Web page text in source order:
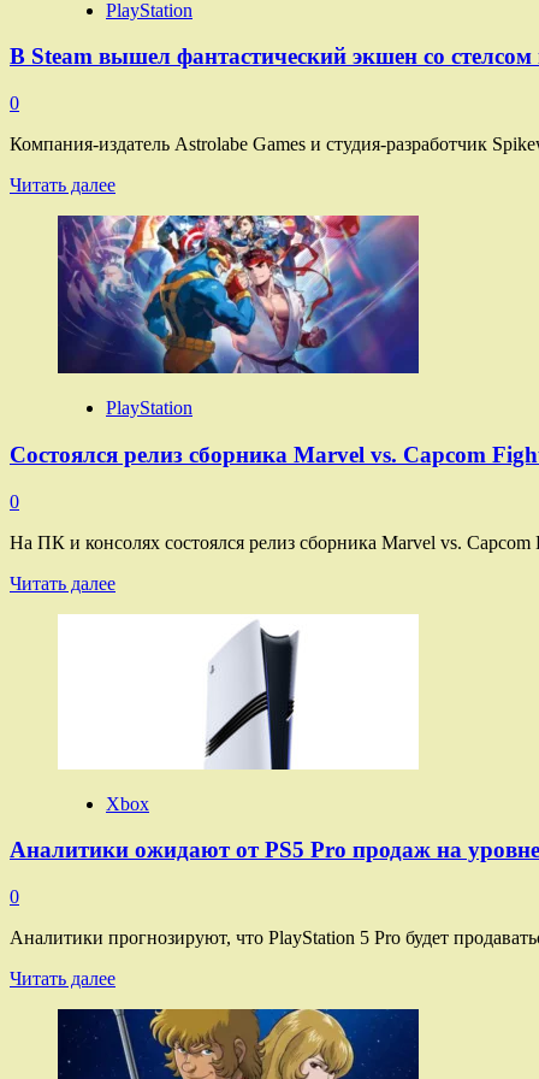
2022
с
очень
отзывами
—
распродажа
PlayStation
В Steam вышел фантастический экшен со
0
Компания-издатель Astrolabe Games и студия-разработчик
Читать далееПрочитать
о
В
Steam
вышел
фантастический
экшен
со
стелсом
и
роботами-
убийцами,
напоминающий
1999
PlayStation
Состоялся релиз сборника Marvel vs. Capcom
0
На ПК и консолях состоялся релиз сборника Marvel vs.
Читать далееПрочитать
Collection:
Classics
Xbox
Аналитики ожидают от PS5 Pro продаж на
0
Аналитики прогнозируют, что PlayStation 5 Pro будет
Читать далееПрочитать
о
Аналитики
ожидают